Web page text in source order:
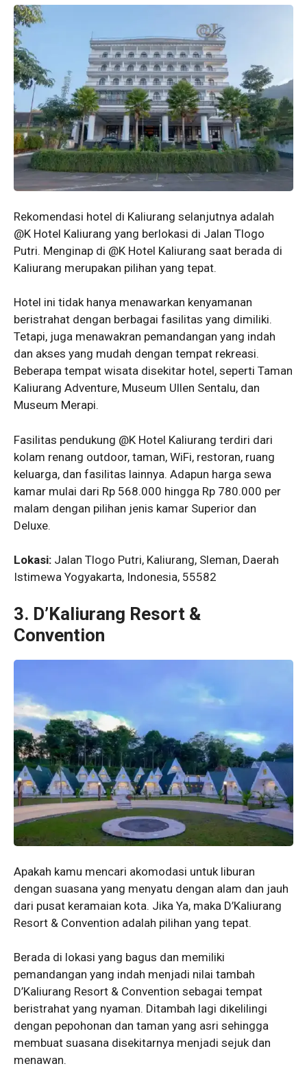
Rekomendasi hotel di Kaliurang selanjutnya adalah
@K Hotel Kaliurang yang berlokasi di Jalan Tlogo
Putri. Menginap di @K Hotel Kaliurang saat berada di
Kaliurang merupakan pilihan yang tepat.
Hotel ini tidak hanya menawarkan kenyamanan
beristrahat dengan berbagai fasilitas yang dimiliki.
Tetapi, juga menawakran pemandangan yang indah
dan akses yang mudah dengan tempat rekreasi.
Beberapa tempat wisata disekitar hotel, seperti Taman
Kaliurang Adventure, Museum Ullen Sentalu, dan
Museum Merapi.
Fasilitas pendukung @K Hotel Kaliurang terdiri dari
kolam renang outdoor, taman, WiFi, restoran, ruang
keluarga, dan fasilitas lainnya. Adapun harga sewa
kamar mulai dari Rp 568.000 hingga Rp 780.000 per
malam dengan pilihan jenis kamar Superior dan
Deluxe.
Lokasi: Jalan Tlogo Putri, Kaliurang, Sleman, Daerah
Istimewa Yogyakarta, Indonesia, 55582
3. D’Kaliurang Resort &
Convention
Apakah kamu mencari akomodasi untuk liburan
dengan suasana yang menyatu dengan alam dan jauh
dari pusat keramaian kota. Jika Ya, maka D’Kaliurang
Resort & Convention adalah pilihan yang tepat.
Berada di lokasi yang bagus dan memiliki
pemandangan yang indah menjadi nilai tambah
D’Kaliurang Resort & Convention sebagai tempat
beristrahat yang nyaman. Ditambah lagi dikelilingi
dengan pepohonan dan taman yang asri sehingga
membuat suasana disekitarnya menjadi sejuk dan
menawan.